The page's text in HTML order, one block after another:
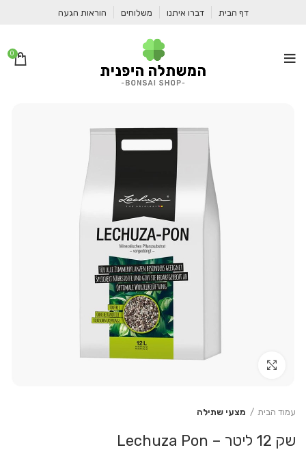
דף הבית דברו איתנו משלוחים הוראות הגעה
0
עמוד הבית מצעי שתילה
שק 12 ליטר – Lechuza Pon